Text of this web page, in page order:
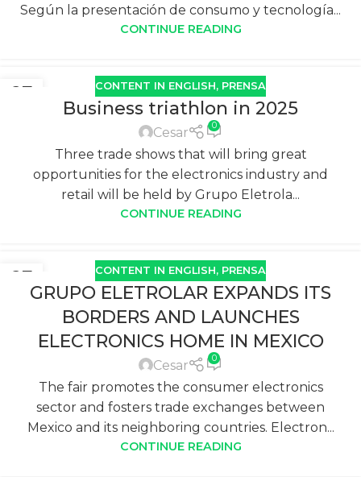
Según la presentación de consumo y tecnología...
CONTINUE READING
27 CONTENT IN ENGLISH, PRENSA
Business triathlon in 2025
Cesar 0
Three trade shows that will bring great
opportunities for the electronics industry and
retail will be held by Grupo Eletrola...
CONTINUE READING
27 CONTENT IN ENGLISH, PRENSA
GRUPO ELETROLAR EXPANDS ITS
BORDERS AND LAUNCHES
ELECTRONICS HOME IN MEXICO
Cesar 0
The fair promotes the consumer electronics
sector and fosters trade exchanges between
Mexico and its neighboring countries. Electron...
CONTINUE READING